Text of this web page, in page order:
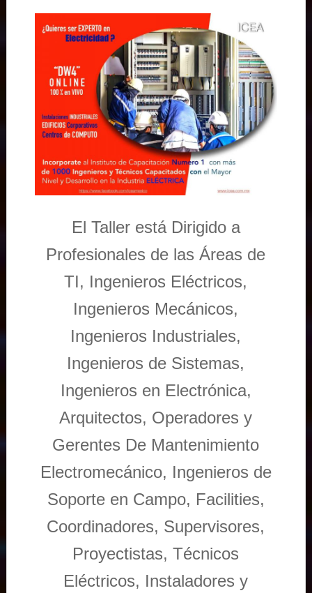
El Taller está Dirigido a
Profesionales de las Áreas de
TI, Ingenieros Eléctricos,
Ingenieros Mecánicos,
Ingenieros Industriales,
Ingenieros de Sistemas,
Ingenieros en Electrónica,
Arquitectos, Operadores y
Gerentes De Mantenimiento
Electromecánico, Ingenieros de
Soporte en Campo, Facilities,
Coordinadores, Supervisores,
Proyectistas, Técnicos
Eléctricos, Instaladores y